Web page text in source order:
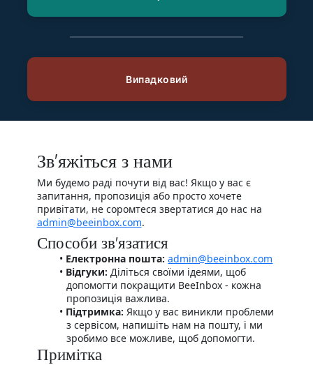
Зв'яжіться з нами
Ми будемо раді почути від вас! Якщо у вас є
запитання, пропозиція або просто хочете
привітати, не соромтеся звертатися до нас на
admin@beeinbox.com.
Способи зв'язатися
Електронна пошта: admin@beeinbox.com
Відгуки: Діліться своїми ідеями, щоб
допомогти покращити BeeInbox - кожна
пропозиція важлива.
Підтримка: Якщо у вас виникли проблеми
з сервісом, напишіть нам на пошту, і ми
зробимо все можливе, щоб допомогти.
Примітка